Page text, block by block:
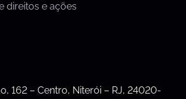
direitos e ações
162 – Centro, Niterói – RJ, 24020-